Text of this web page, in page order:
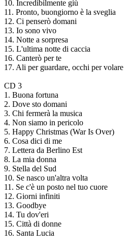
10. Incredibilmente giù
11. Pronto, buongiorno è la sveglia
12. Ci penserò domani
13. Io sono vivo
14. Notte a sorpresa
15. L'ultima notte di caccia
16. Canterò per te
17. Ali per guardare, occhi per volare
CD 3
1. Buona fortuna
2. Dove sto domani
3. Chi fermerà la musica
4. Non siamo in pericolo
5. Happy Christmas (War Is Over)
6. Cosa dici di me
7. Lettera da Berlino Est
8. La mia donna
9. Stella del Sud
10. Se nasco un'altra volta
11. Se c'è un posto nel tuo cuore
12. Giorni infiniti
13. Goodbye
14. Tu dov'eri
15. Città di donne
16. Santa Lucia